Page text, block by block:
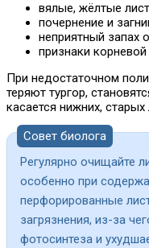
вялые, жёлтые
почернение и
неприятный запах
признаки корневой
При недостаточном
теряют тургор,
касается нижних, старых
Совет биолога
Регулярно очищайте
особенно при
перфорированные
загрязнения, из-за
фотосинтеза и